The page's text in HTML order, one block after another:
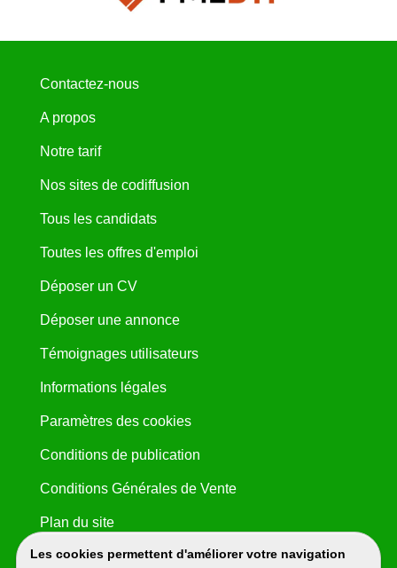
Les cookies permettent d'améliorer votre navigation
Contactez-nous
A propos
Notre tarif
Nos sites de codiffusion
Tous les candidats
Toutes les offres d'emploi
Déposer un CV
Déposer une annonce
Témoignages utilisateurs
Informations légales
Paramètres des cookies
Conditions de publication
Conditions Générales de Vente
Plan du site